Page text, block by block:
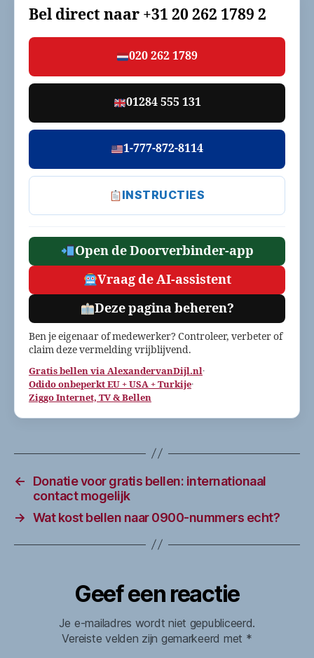
Bel direct naar +31 20 262 1789 2
020 262 1789
01284 555 131
1-777-872-8114
INSTRUCTIES
Open de Doorverbinder-app
Vraag de AI-assistent
Deze pagina beheren?
Ben je eigenaar of medewerker? Controleer, verbeter of
claim deze vermelding vrijblijvend.
Gratis bellen via AlexandervanDijl.nl·
Odido onbeperkt EU + USA + Turkije·
Ziggo Internet, TV & Bellen
←
Donatie voor gratis bellen: internationaal
contact mogelijk
→ Wat kost bellen naar 0900-nummers echt?
Geef een reactie
Je e-mailadres wordt niet gepubliceerd.
Vereiste velden zijn gemarkeerd met *